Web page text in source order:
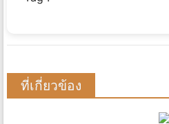
ที่เกี่ยวข้อง